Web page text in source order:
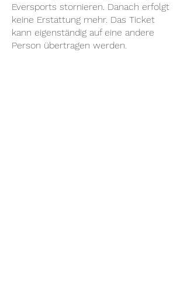
Eversports stornieren. Danach erfolgt
keine Erstattung mehr. Das Ticket
kann eigenständig auf eine andere
Person übertragen werden.